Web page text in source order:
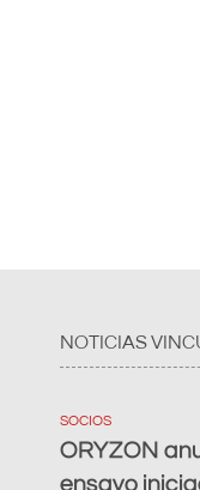
NOTICIAS
SOCIOS
ORYZON
ensayo